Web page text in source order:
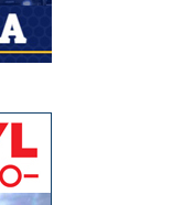
de circulație.
20:30, traficul
Libertății,
între orele 18:15-
(între
Văcărescu”
Nu vor